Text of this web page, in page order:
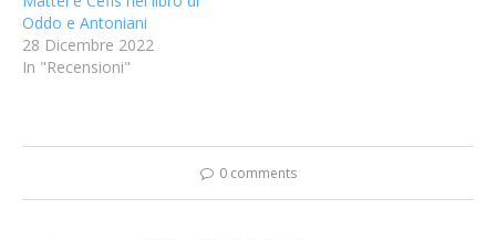
Oddo e Antoniani
28 Dicembre 2022
In "Recensioni"
0 comments